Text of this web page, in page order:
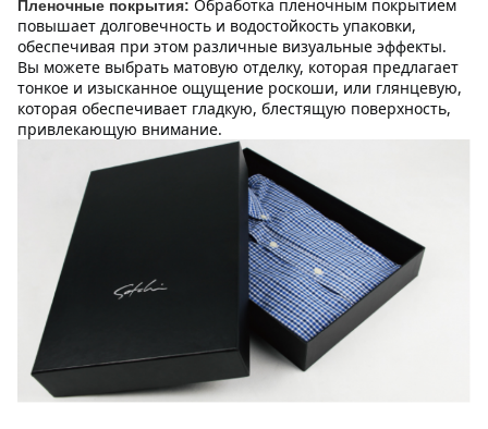
Пленочные покрытия: Обработка пленочным покрытием
повышает долговечность и водостойкость упаковки,
обеспечивая при этом различные визуальные эффекты.
Вы можете выбрать матовую отделку, которая предлагает
тонкое и изысканное ощущение роскоши, или глянцевую,
которая обеспечивает гладкую, блестящую поверхность,
привлекающую внимание.